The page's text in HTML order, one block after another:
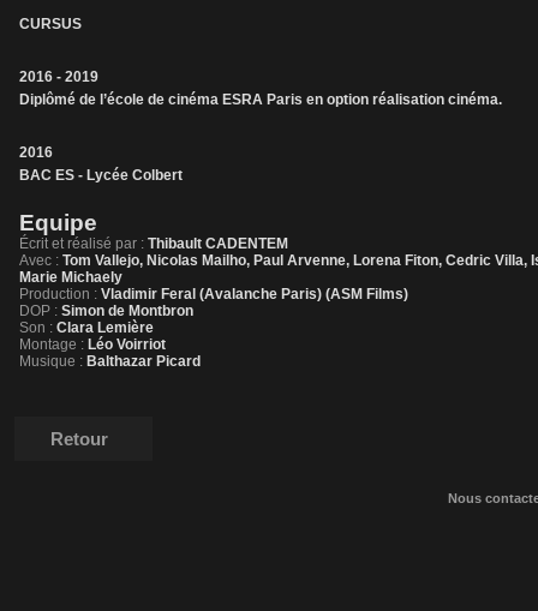
CURSUS
2016 - 2019
Diplômé de l’école de cinéma ESRA Paris en option réalisation cinéma.
2016
BAC ES - Lycée Colbert
Equipe
Écrit et réalisé par : Thibault CADENTEM
Avec : Tom Vallejo, Nicolas Mailho, Paul Arvenne, Lorena Fiton, Cedric
Marie Michaely
Production : Vladimir Feral (Avalanche Paris) (ASM Films)
DOP : Simon de Montbron
Son : Clara Lemière
Montage : Léo Voirriot
Musique : Balthazar Picard
Retour
Nous